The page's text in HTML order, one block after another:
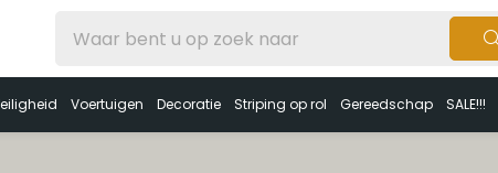
Voertuigen Decoratie Striping op rol Gereedschap SALE!!!